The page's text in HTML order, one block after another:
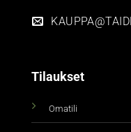
Tilaukset
Omatili